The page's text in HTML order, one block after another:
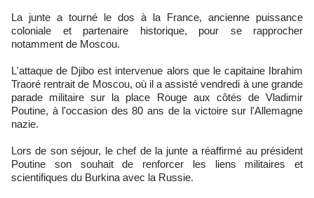
La junte a tourné le dos à la France, ancienne puissance
coloniale et partenaire historique, pour se rapprocher
notamment de Moscou.
L'attaque de Djibo est intervenue alors que le capitaine Ibrahim
Traoré rentrait de Moscou, où il a assisté vendredi à une grande
parade militaire sur la place Rouge aux côtés de Vladimir
Poutine, à l'occasion des 80 ans de la victoire sur l'Allemagne
nazie.
Lors de son séjour, le chef de la junte a réaffirmé au président
Poutine son souhait de renforcer les liens militaires et
scientifiques du Burkina avec la Russie.